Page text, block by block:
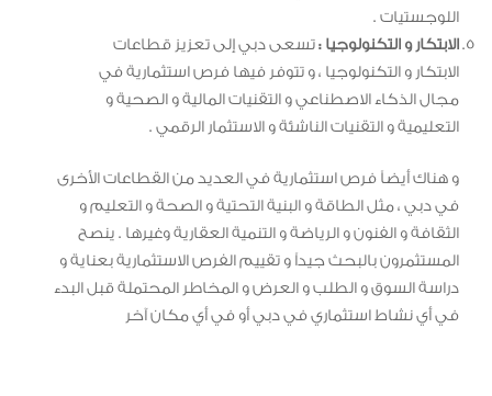
اللوجستيات .
الابتكار و التكنولوجيا :تسعى دبي إلى تعزيز قطاعات
الابتكار و التكنولوجيا ، و تتوفر فيها فرص استثمارية في
مجال الذكاء الاصطناعي و التقنيات المالية و الصحية و
التعليمية و التقنيات الناشئة و الاستثمار الرقمي .
و هناك أيضاً فرص استثمارية في العديد من القطاعات الأخرى
في دبي ، مثل الطاقة و البنية التحتية و الصحة و التعليم و
الثقافة و الفنون و الرياضة و التنمية العقارية وغيرها . ينصح
المستثمرون بالبحث جيداً و تقييم الفرص الاستثمارية بعناية و
دراسة السوق و الطلب و العرض و المخاطر المحتملة قبل البدء
في أي نشاط استثماري في دبي أو في أي مكان آخر